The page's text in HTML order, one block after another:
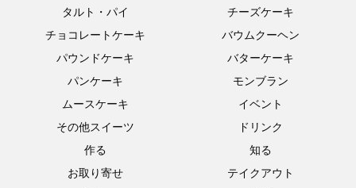
タルト・パイ
チーズケーキ
チョコレートケーキ
バウムクーヘン
パウンドケーキ
バターケーキ
パンケーキ
モンブラン
ムースケーキ
イベント
その他スイーツ
ドリンク
作る
知る
お取り寄せ
テイクアウト